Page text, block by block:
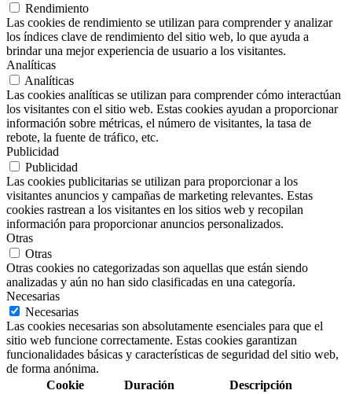
Rendimiento
Las cookies de rendimiento se utilizan para comprender y analizar
los índices clave de rendimiento del sitio web, lo que ayuda a
brindar una mejor experiencia de usuario a los visitantes.
Analíticas
Analíticas
Las cookies analíticas se utilizan para comprender cómo interactúan
los visitantes con el sitio web. Estas cookies ayudan a proporcionar
información sobre métricas, el número de visitantes, la tasa de
rebote, la fuente de tráfico, etc.
Publicidad
Publicidad
Las cookies publicitarias se utilizan para proporcionar a los
visitantes anuncios y campañas de marketing relevantes. Estas
cookies rastrean a los visitantes en los sitios web y recopilan
información para proporcionar anuncios personalizados.
Otras
Otras
Otras cookies no categorizadas son aquellas que están siendo
analizadas y aún no han sido clasificadas en una categoría.
Necesarias
Necesarias
Las cookies necesarias son absolutamente esenciales para que el
sitio web funcione correctamente. Estas cookies garantizan
funcionalidades básicas y características de seguridad del sitio web,
de forma anónima.
Cookie
Duración Descripción